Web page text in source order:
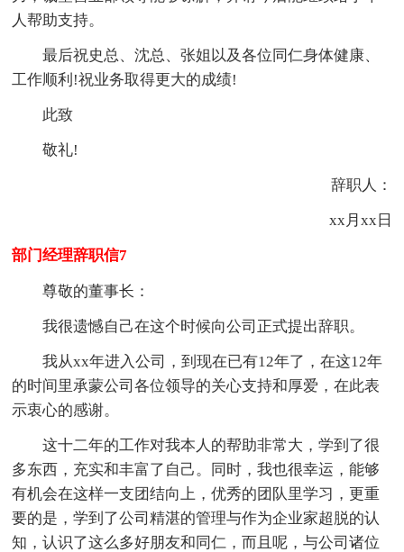
人帮助支持。
最后祝史总、沈总、张姐以及各位同仁身体健康、
工作顺利!祝业务取得更大的成绩!
此致
敬礼!
辞职人：
xx月xx日
部门经理辞职信7
尊敬的董事长：
我很遗憾自己在这个时候向公司正式提出辞职。
我从xx年进入公司，到现在已有12年了，在这12年
的时间里承蒙公司各位领导的关心支持和厚爱，在此表
示衷心的感谢。
这十二年的工作对我本人的帮助非常大，学到了很
多东西，充实和丰富了自己。同时，我也很幸运，能够
有机会在这样一支团结向上，优秀的团队里学习，更重
要的是，学到了公司精湛的管理与作为企业家超脱的认
知，认识了这么多好朋友和同仁，而且呢，与公司诸位